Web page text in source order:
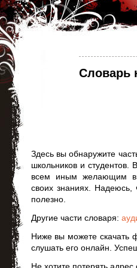
Словарь
Здесь вы обнаружите
школьников и
всем иным желающим
своих знаниях.
полезно.
Другие части словаря:
Ниже вы можете скачать
слушать его онлайн.